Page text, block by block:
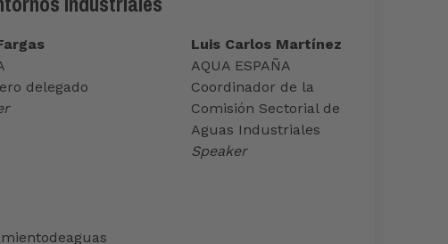
delegado
Luis Carlos Martínez
AQUA ESPAÑA
Coordinador de la
Comisión Sectorial de
Aguas Industriales
Speaker